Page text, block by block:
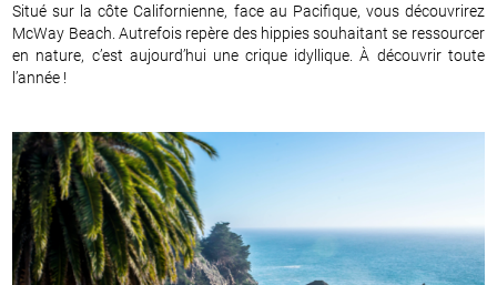
Situé sur la côte Californienne, face au Pacifique, vous découvrirez
McWay Beach. Autrefois repère des hippies souhaitant se ressourcer
en nature, c’est aujourd’hui une crique idyllique. À découvrir toute
l’année !